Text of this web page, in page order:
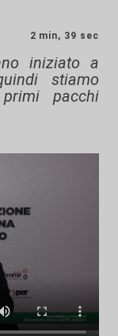
2 min, 39 sec
iniziato a
stiamo
pacchi